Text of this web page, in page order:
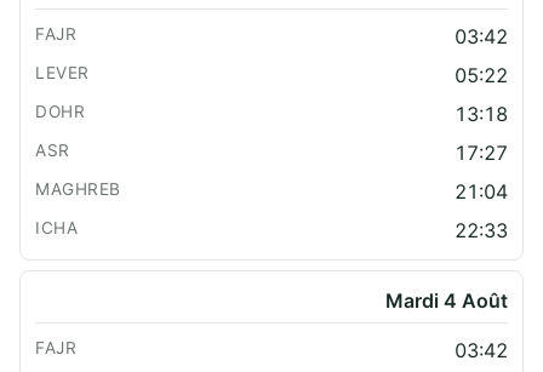
03:42
05:22
13:18
17:27
21:04
22:33
Mardi 4 Août
03:42